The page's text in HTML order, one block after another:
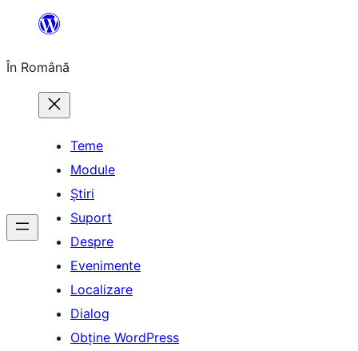
conținut
În Română
Teme
Module
Știri
Suport
Despre
Evenimente
Localizare
Dialog
Obține WordPress